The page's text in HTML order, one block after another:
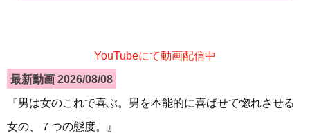
YouTubeにて動画配信中
最新動画 2026/08/08
『男は女のこれで喜ぶ。男を本能的に喜ばせて惚れさせる
女の、７つの態度。』